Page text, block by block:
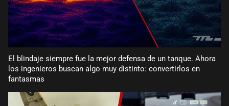
El blindaje siempre fue la mejor defensa de un tanque. Ahora
los ingenieros buscan algo muy distinto: convertirlos en
fantasmas